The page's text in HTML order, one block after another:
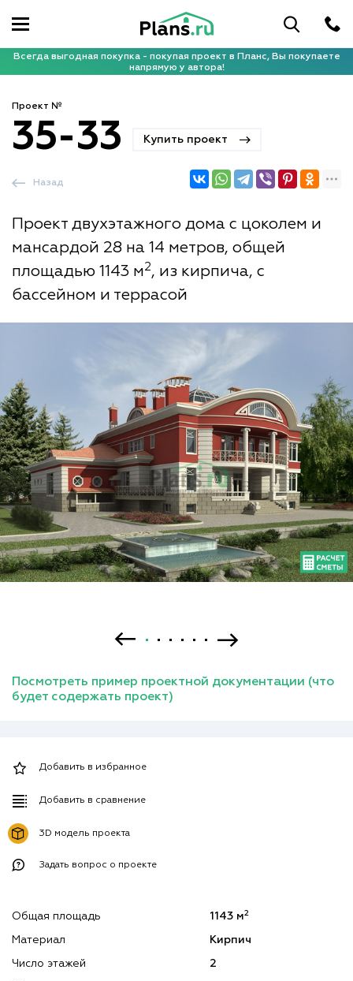
Всегда выгодная покупка - покупая проект в Планс, Вы покупаете
напрямую у автора!
Проект №
35-33 Купить проект
Проект двухэтажного дома с цоколем и
мансардой 28 на 14 метров, общей
площадью 1143 м2, из кирпича, с
бассейном и террасой
Назад
Посмотреть пример проектной документации (что
будет содержать проект)
Добавить в избранное
Добавить в сравнение
3D модель проекта
Задать вопрос о проекте
Общая площадь 1143 м2
Материал Кирпич
Число этажей 2